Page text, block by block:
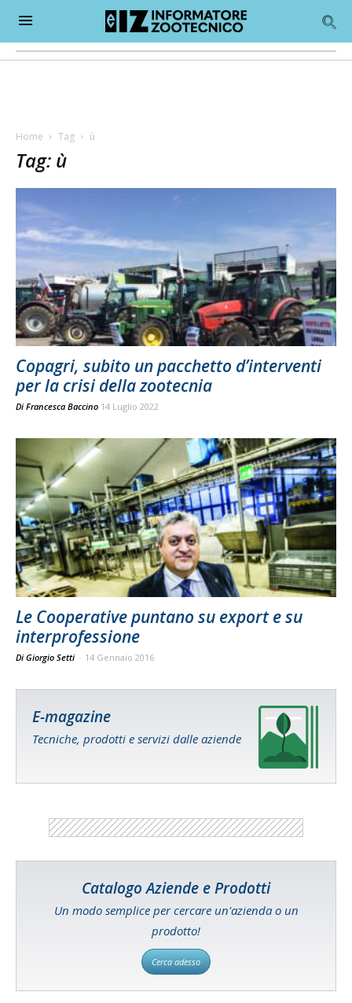
Home Tag ù
Tag: ù
Copagri, subito un pacchetto d’interventi
per la crisi della zootecnia
Di Francesca Baccino 14 Luglio 2022
Le Cooperative puntano su export e su
interprofessione
Di Giorgio Setti - 14 Gennaio 2016
E-magazine
Tecniche, prodotti e servizi dalle aziende
Catalogo Aziende e Prodotti
Un modo semplice per cercare un'azienda o un
prodotto!
Cerca adesso